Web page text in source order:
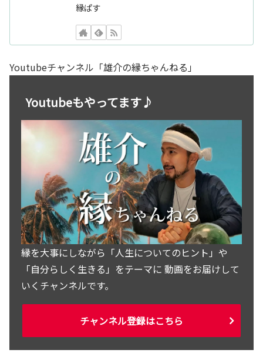
縁ぱす
Youtubeチャンネル「雄介の縁ちゃんねる」
Youtubeもやってます♪
縁を大事にしながら「人生についてのヒント」や
「自分らしく生きる」をテーマに 動画をお届けして
いくチャンネルです。
チャンネル登録はこちら